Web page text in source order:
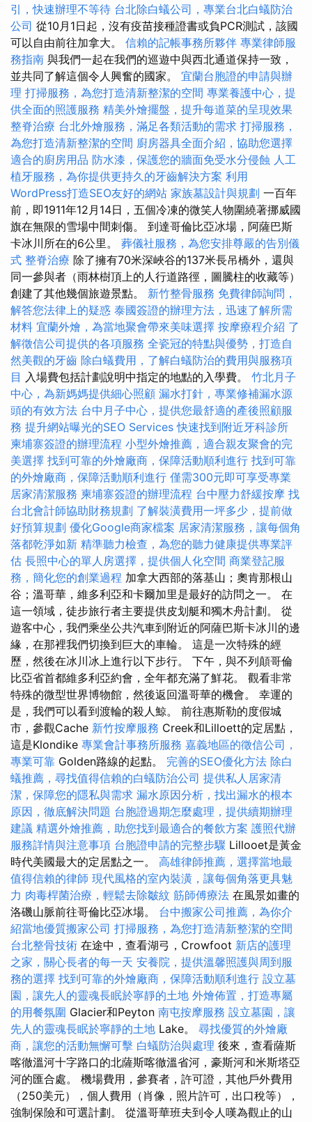
引，快速辦理不等待 台北除白蟻公司，專業台北白蟻防治
公司 從10月1日起，沒有疫苗接種證書或負PCR測試，該國
可以自由前往加拿大。 信賴的記帳事務所夥伴 專業律師服
務指南 與我們一起在我們的巡遊中與西北通道保持一致，
並共同了解這個令人興奮的國家。 宜蘭台胞證的申請與辦
理 打掃服務，為您打造清新整潔的空間 專業養護中心，提
供全面的照護服務 精美外燴擺盤，提升每道菜的呈現效果
整脊治療 台北外燴服務，滿足各類活動的需求 打掃服務，
為您打造清新整潔的空間 廚房器具全面介紹，協助您選擇
適合的廚房用品 防水漆，保護您的牆面免受水分侵蝕 人工
植牙服務，為你提供更持久的牙齒解決方案 利用
WordPress打造SEO友好的網站 家族墓設計與規劃 一百年
前，即1911年12月14日，五個冷凍的微笑人物圍繞著挪威國
旗在無限的雪場中間刺傷。 到達哥倫比亞冰場，阿薩巴斯
卡冰川所在的6公里。 葬儀社服務，為您安排尊嚴的告別儀
式 整脊治療 除了擁有70米深峽谷的137米長吊橋外，還與
同一參與者（雨林樹頂上的人行道路徑，圖騰柱的收藏等）
創建了其他幾個旅遊景點。 新竹整骨服務 免費律師詢問，
解答您法律上的疑惑 泰國簽證的辦理方法，迅速了解所需
材料 宜蘭外燴，為當地聚會帶來美味選擇 按摩療程介紹 了
解徵信公司提供的各項服務 全瓷冠的特點與優勢，打造自
然美觀的牙齒 除白蟻費用，了解白蟻防治的費用與服務項
目 入場費包括計劃說明中指定的地點的入學費。 竹北月子
中心，為新媽媽提供細心照顧 漏水打針，專業修補漏水源
頭的有效方法 台中月子中心，提供您最舒適的產後照顧服
務 提升網站曝光的SEO Services 快速找到附近牙科診所
柬埔寨簽證的辦理流程 小型外燴推薦，適合親友聚會的完
美選擇 找到可靠的外燴廠商，保障活動順利進行 找到可靠
的外燴廠商，保障活動順利進行 僅需300元即可享受專業
居家清潔服務 柬埔寨簽證的辦理流程 台中壓力舒緩按摩 找
台北會計師協助財務規劃 了解裝潢費用一坪多少，提前做
好預算規劃 優化Google商家檔案 居家清潔服務，讓每個角
落都乾淨如新 精準聽力檢查，為您的聽力健康提供專業評
估 長照中心的單人房選擇，提供個人化空間 商業登記服
務，簡化您的創業過程 加拿大西部的落基山；奧肯那根山
谷；溫哥華，維多利亞和卡爾加里是最好的訪問之一。 在
這一領域，徒步旅行者主要提供皮划艇和獨木舟計劃。 從
遊客中心，我們乘坐公共汽車到附近的阿薩巴斯卡冰川的邊
緣，在那裡我們切換到巨大的車輪。 這是一次特殊的經
歷，然後在冰川冰上進行以下步行。 下午，與不列顛哥倫
比亞省首都維多利亞約會，全年都充滿了鮮花。 觀看非常
特殊的微型世界博物館，然後返回溫哥華的機會。 幸運的
是，我們可以看到渡輪的殺人鯨。 前往惠斯勒的度假城
市，參觀Cache 新竹按摩服務 Creek和Lilloett的定居點，
這是Klondike 專業會計事務所服務 嘉義地區的徵信公司，
專業可靠 Golden路線的起點。 完善的SEO優化方法 除白
蟻推薦，尋找值得信賴的白蟻防治公司 提供私人居家清
潔，保障您的隱私與需求 漏水原因分析，找出漏水的根本
原因，徹底解決問題 台胞證過期怎麼處理，提供續期辦理
建議 精選外燴推薦，助您找到最適合的餐飲方案 護照代辦
服務詳情與注意事項 台胞證申請的完整步驟 Lillooet是黃金
時代美國最大的定居點之一。 高雄律師推薦，選擇當地最
值得信賴的律師 現代風格的室內裝潢，讓每個角落更具魅
力 肉毒桿菌治療，輕鬆去除皺紋 筋師傅療法 在風景如畫的
洛磯山脈前往哥倫比亞冰場。 台中搬家公司推薦，為你介
紹當地優質搬家公司 打掃服務，為您打造清新整潔的空間
台北整骨技術 在途中，查看湖弓，Crowfoot 新店的護理
之家，關心長者的每一天 安養院，提供溫馨照護與周到服
務的選擇 找到可靠的外燴廠商，保障活動順利進行 設立墓
園，讓先人的靈魂長眠於寧靜的土地 外燴佈置，打造專屬
的用餐氛圍 Glacier和Peyton 南屯按摩服務 設立墓園，讓
先人的靈魂長眠於寧靜的土地 Lake。 尋找優質的外燴廠
商，讓您的活動無懈可擊 白蟻防治與處理 後來，查看薩斯
喀徹溫河十字路口的北薩斯喀徹溫省河，豪斯河和米斯塔亞
河的匯合處。 機場費用，參賽者，許可證，其他戶外費用
（250美元），個人費用（肖像，照片許可，出口稅等），
強制保險和可選計劃。 從溫哥華班夫到令人嘆為觀止的山